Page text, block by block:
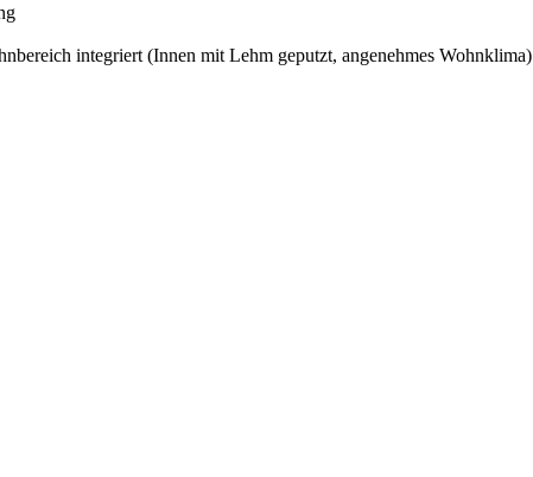
integriert (Innen mit Lehm geputzt, angenehmes Wohnklima)